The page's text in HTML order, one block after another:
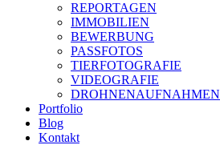
REPORTAGEN
IMMOBILIEN
BEWERBUNG
PASSFOTOS
TIERFOTOGRAFIE
VIDEOGRAFIE
DROHNENAUFNAHMEN
Portfolio
Blog
Kontakt